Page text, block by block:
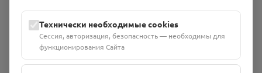
Юридический адрес: 216790, Смоленская область, р-н
Руднянский, г. Рудня, улица Западная, д. 26А, пом. 18
Номер счёта: 40702810901130004287 в АО "АЛЬФА-БАНК"
Кор. счёт: 30101810200000000593
Технически необходимые cookies
Сессия, авторизация, безопасность — необходимы для
функционирования Сайта